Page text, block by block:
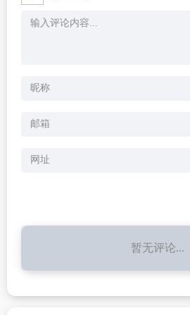
暂无评论...